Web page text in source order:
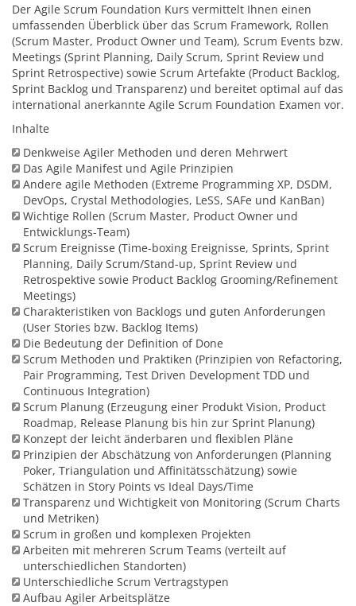
Der Agile Scrum Foundation Kurs vermittelt Ihnen einen
umfassenden Überblick über das Scrum Framework, Rollen
(Scrum Master, Product Owner und Team), Scrum Events bzw.
Meetings (Sprint Planning, Daily Scrum, Sprint Review und
Sprint Retrospective) sowie Scrum Artefakte (Product Backlog,
Sprint Backlog und Transparenz) und bereitet optimal auf das
international anerkannte Agile Scrum Foundation Examen vor.
Inhalte
Denkweise Agiler Methoden und deren Mehrwert
Das Agile Manifest und Agile Prinzipien
Andere agile Methoden (Extreme Programming XP, DSDM,
DevOps, Crystal Methodologies, LeSS, SAFe und KanBan)
Wichtige Rollen (Scrum Master, Product Owner und
Entwicklungs-Team)
Scrum Ereignisse (Time-boxing Ereignisse, Sprints, Sprint
Planning, Daily Scrum/Stand-up, Sprint Review und
Retrospektive sowie Product Backlog Grooming/Refinement
Meetings)
Charakteristiken von Backlogs und guten Anforderungen
(User Stories bzw. Backlog Items)
Die Bedeutung der Definition of Done
Scrum Methoden und Praktiken (Prinzipien von Refactoring,
Pair Programming, Test Driven Development TDD und
Continuous Integration)
Scrum Planung (Erzeugung einer Produkt Vision, Product
Roadmap, Release Planung bis hin zur Sprint Planung)
Konzept der leicht änderbaren und flexiblen Pläne
Prinzipien der Abschätzung von Anforderungen (Planning
Poker, Triangulation und Affinitätsschätzung) sowie
Schätzen in Story Points vs Ideal Days/Time
Transparenz und Wichtigkeit von Monitoring (Scrum Charts
und Metriken)
Scrum in großen und komplexen Projekten
Arbeiten mit mehreren Scrum Teams (verteilt auf
unterschiedlichen Standorten)
Unterschiedliche Scrum Vertragstypen
Aufbau Agiler Arbeitsplätze